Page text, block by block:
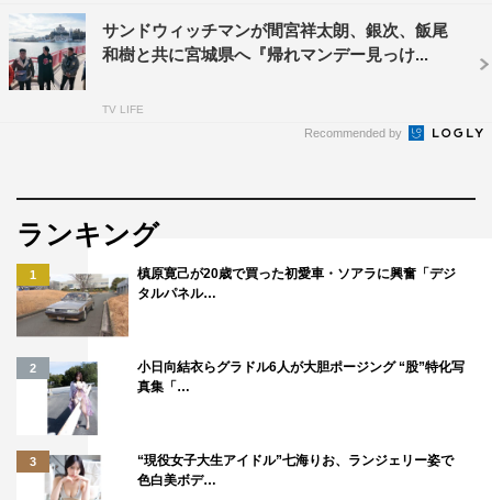
サンドウィッチマンが間宮祥太朗、銀次、飯尾
和樹と共に宮城県へ『帰れマンデー見っけ...
TV LIFE
Recommended by
ランキング
1
槙原寛己が20歳で買った初愛車・ソアラに興奮「デジ
タルパネル…
2
小日向結衣らグラドル6人が大胆ポージング “股”特化写
真集「…
3
“現役女子大生アイドル”七海りお、ランジェリー姿で
色白美ボデ…